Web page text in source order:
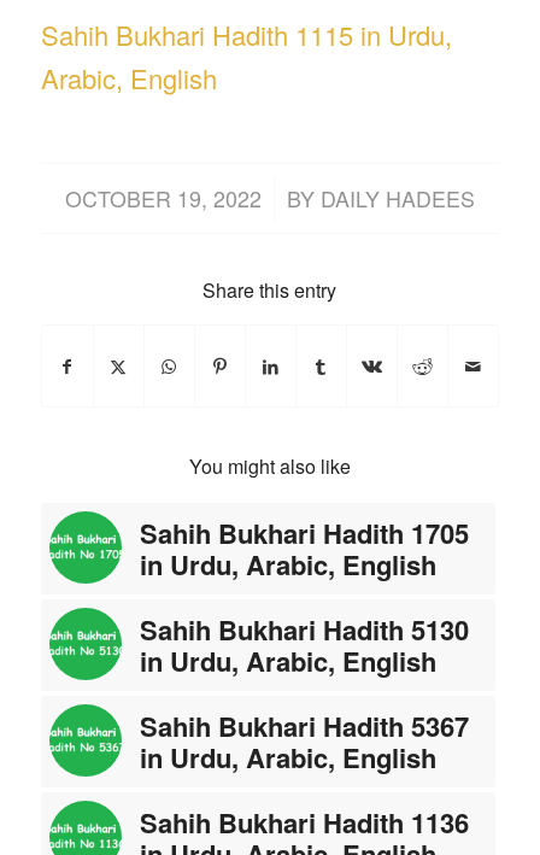
Sahih Bukhari Hadith 1115 in Urdu,
Arabic, English
OCTOBER 19, 2022
/ BY DAILY HADEES
Share this entry
You might also like
Sahih Bukhari Hadith 1705
in Urdu, Arabic, English
Sahih Bukhari Hadith 5130
in Urdu, Arabic, English
Sahih Bukhari Hadith 5367
in Urdu, Arabic, English
Sahih Bukhari Hadith 1136